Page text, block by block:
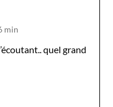
min
quel grand